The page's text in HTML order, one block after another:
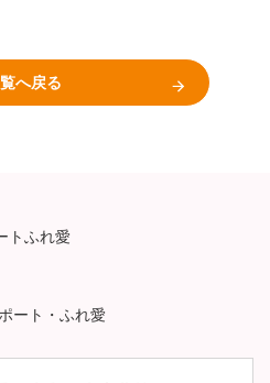
へ戻る
ート・ふれ愛